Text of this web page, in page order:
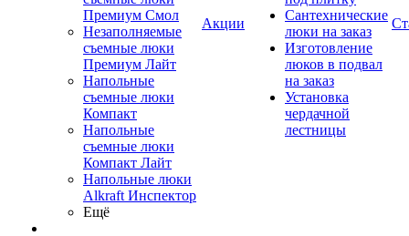
Премиум Смол
Незаполняемые
съемные люки
Премиум Лайт
Напольные
съемные люки
Компакт
Напольные
съемные люки
Компакт Лайт
Напольные люки
Alkraft Инспектор
Ещё
Акции
Сантехнические
люки на заказ
Изготовление
люков в подвал
на заказ
Установка
чердачной
лестницы